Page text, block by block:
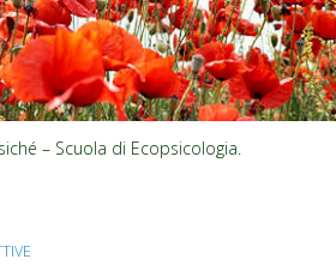
– Scuola di Ecopsicologia.